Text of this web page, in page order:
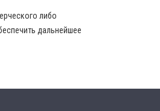
либо
дальнейшее